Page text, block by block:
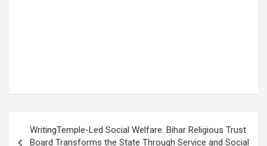
navigation
WritingTemple-Led Social Welfare: Bihar Religious Trust
Board Transforms the State Through Service and Social